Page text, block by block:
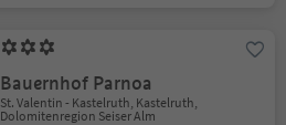
Bauernhof Parnoa
St. Valentin - Kastelruth, Kastelruth,
Dolomitenregion Seiser Alm